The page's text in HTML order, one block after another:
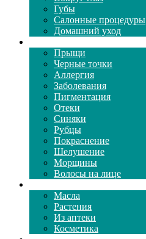
Губы
Салонные процедуры
Домашний уход
Прыщи
Черные точки
Аллергия
Заболевания
Пигментация
Отеки
Синяки
Рубцы
Покраснение
Шелушение
Морщины
Волосы на лице
Масла
Растения
Из аптеки
Косметика